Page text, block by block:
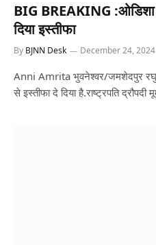
BIG BREAKING :ओडिशा
दिया इस्तीफा
By BJNN Desk December 24, 2024
Anni Amrita भुवनेश्वर/जमशेदपुर
से इस्तीफा दे दिया है.राष्ट्रपति द्रौपदी